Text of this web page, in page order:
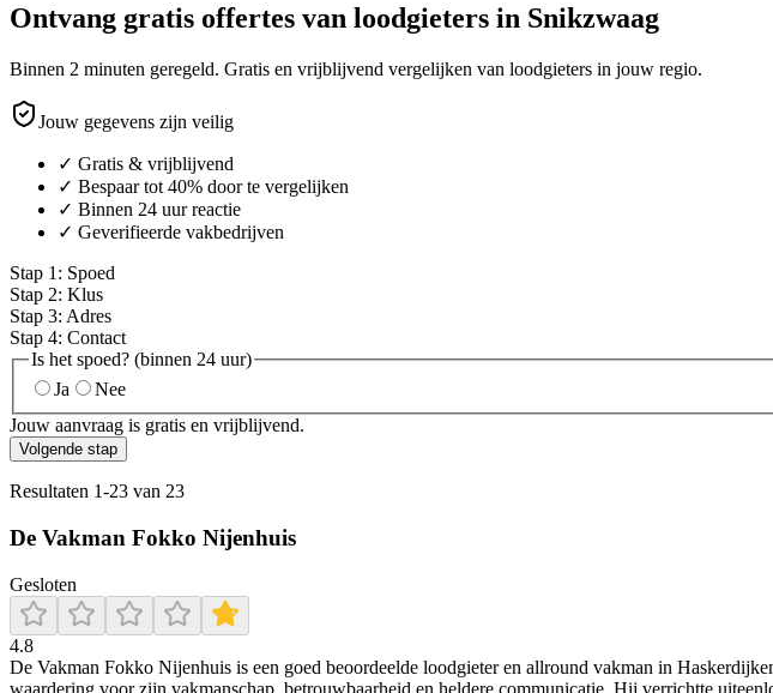
Ontvang gratis offertes van loodgieters in Snikzwaag
Binnen 2 minuten geregeld. Gratis en vrijblijvend vergelijken van loodgieters in jouw regio.
Jouw gegevens zijn veilig
✓ Gratis & vrijblijvend
✓ Bespaar tot 40% door te vergelijken
✓ Binnen 24 uur reactie
✓ Geverifieerde vakbedrijven
Stap 1 : Spoed
Stap 2: Klus
Stap 3: Adres
Stap 4: Contact
Is het spoed? (binnen 24 uur)
Ja
Nee
Jouw aanvraag is gratis en vrijblijvend.
Volgende stap
Resultaten 1-23 van 23
De Vakman Fokko Nijenhuis
Gesloten
4.8
De Vakman Fokko Nijenhuis is een goed beoordeelde loodgieter en allround vakman in
waardering voor zijn vakmanschap, betrouwbaarheid en heldere communicatie. Hij verrichtte